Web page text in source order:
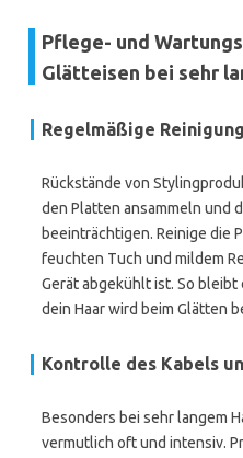
Pflege- und
Glätteisen bei sehr
Regelmäßige
Rückstände von
den Platten ansammeln und
beeinträchtigen. Reinige die
feuchten Tuch und mildem
Gerät abgekühlt ist. So
dein Haar wird beim Glätten
Kontrolle des Kabels
Besonders bei sehr langem
vermutlich oft und intensiv.